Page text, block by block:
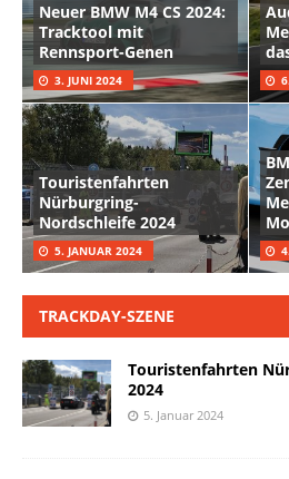
Neuer BMW M4 CS 2024:
Tracktool mit
Rennsport-Genen
3. JUNI 2024
Touristenfahrten
Nürburgring-
Nordschleife 2024
5. JANUAR 2024
TRACKDAY-SZENE
Touristenfahrten
2024
5. Januar 2024